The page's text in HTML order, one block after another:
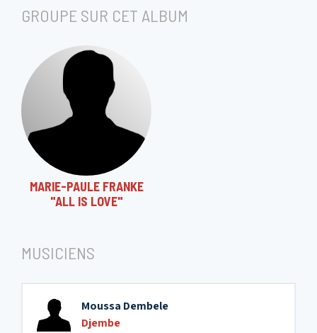
GROUPE SUR CET ALBUM
MARIE-PAULE FRANKE
"ALL IS LOVE"
MUSICIENS
Moussa Dembele
Djembe